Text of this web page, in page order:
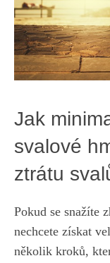
Jak
svalové
ztrátu
Pokud se‌ snažíte
nechcete získat
několik kroků,